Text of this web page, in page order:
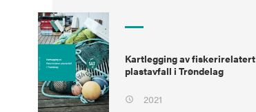
Kartlegging av fiskerirelatert
plastavfall i Trøndelag
2021